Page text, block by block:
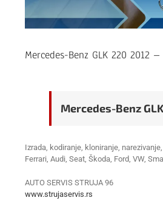
Mercedes-Benz GLK 220 2012
Mercedes-Benz
Izrada, kodiranje, kloniranje,
Ferrari, Audi, Seat, Škoda, Ford, VW,
AUTO SERVIS STRUJA 96
www.strujaservis.rs